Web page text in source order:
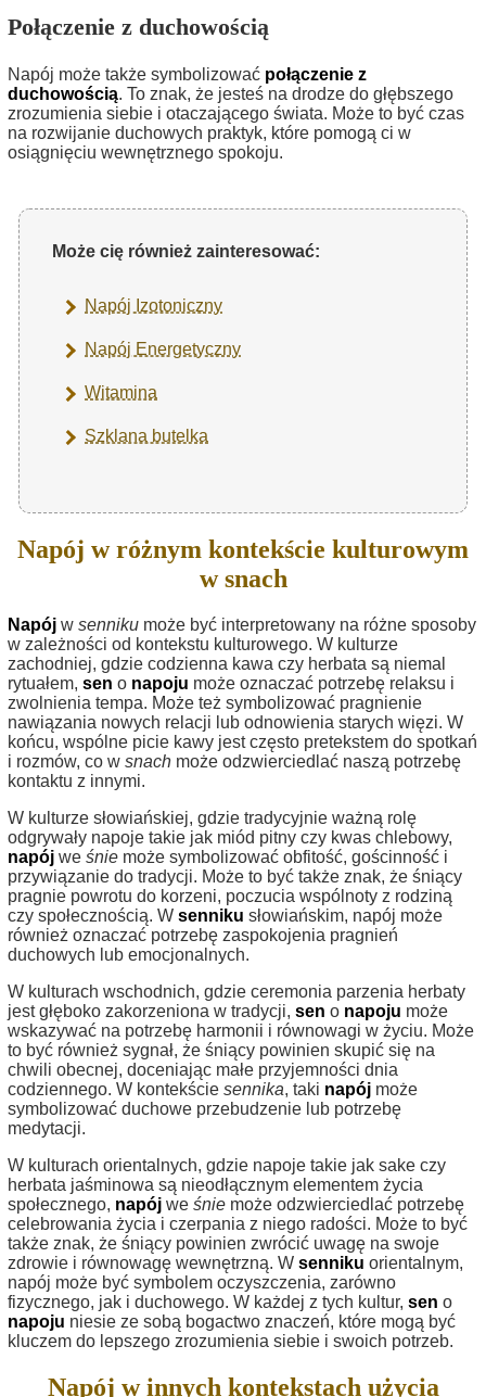
Połączenie z duchowością
Napój może także symbolizować połączenie z
duchowością. To znak, że jesteś na drodze do głębszego
zrozumienia siebie i otaczającego świata. Może to być czas
na rozwijanie duchowych praktyk, które pomogą ci w
osiągnięciu wewnętrznego spokoju.
Może cię również zainteresować:
Napój Izotoniczny
Napój Energetyczny
Witamina
Szklana butelka
Napój w różnym kontekście kulturowym
w snach
Napój w senniku może być interpretowany na różne sposoby
w zależności od kontekstu kulturowego. W kulturze
zachodniej, gdzie codzienna kawa czy herbata są niemal
rytuałem, sen o napoju może oznaczać potrzebę relaksu i
zwolnienia tempa. Może też symbolizować pragnienie
nawiązania nowych relacji lub odnowienia starych więzi. W
końcu, wspólne picie kawy jest często pretekstem do spotkań
i rozmów, co w snach może odzwierciedlać naszą potrzebę
kontaktu z innymi.
W kulturze słowiańskiej, gdzie tradycyjnie ważną rolę
odgrywały napoje takie jak miód pitny czy kwas chlebowy,
napój we śnie może symbolizować obfitość, gościnność i
przywiązanie do tradycji. Może to być także znak, że śniący
pragnie powrotu do korzeni, poczucia wspólnoty z rodziną
czy społecznością. W senniku słowiańskim, napój może
również oznaczać potrzebę zaspokojenia pragnień
duchowych lub emocjonalnych.
W kulturach wschodnich, gdzie ceremonia parzenia herbaty
jest głęboko zakorzeniona w tradycji, sen o napoju może
wskazywać na potrzebę harmonii i równowagi w życiu. Może
to być również sygnał, że śniący powinien skupić się na
chwili obecnej, doceniając małe przyjemności dnia
codziennego. W kontekście sennika, taki napój może
symbolizować duchowe przebudzenie lub potrzebę
medytacji.
W kulturach orientalnych, gdzie napoje takie jak sake czy
herbata jaśminowa są nieodłącznym elementem życia
społecznego, napój we śnie może odzwierciedlać potrzebę
celebrowania życia i czerpania z niego radości. Może to być
także znak, że śniący powinien zwrócić uwagę na swoje
zdrowie i równowagę wewnętrzną. W senniku orientalnym,
napój może być symbolem oczyszczenia, zarówno
fizycznego, jak i duchowego. W każdej z tych kultur, sen o
napoju niesie ze sobą bogactwo znaczeń, które mogą być
kluczem do lepszego zrozumienia siebie i swoich potrzeb.
Napój w innych kontekstach użycia